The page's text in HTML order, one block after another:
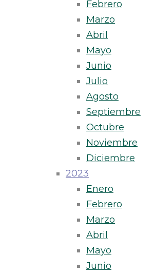
Febrero
Marzo
Abril
Mayo
Junio
Julio
Agosto
Septiembre
Octubre
Noviembre
Diciembre
2023
Enero
Febrero
Marzo
Abril
Mayo
Junio